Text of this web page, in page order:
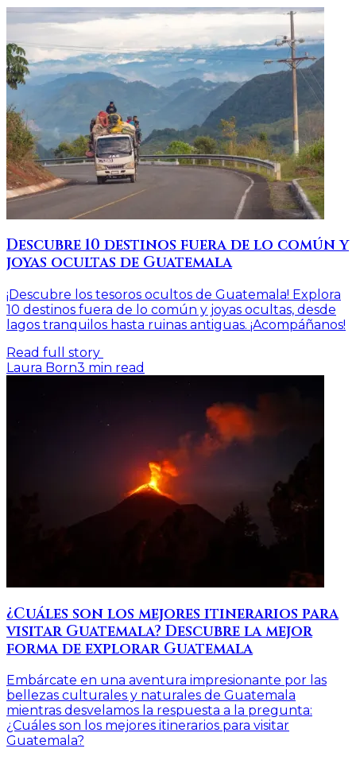
Descubre 10 destinos fuera de lo común y
joyas ocultas de Guatemala
¡Descubre los tesoros ocultos de Guatemala! Explora
10 destinos fuera de lo común y joyas ocultas, desde
lagos tranquilos hasta ruinas antiguas. ¡Acompáñanos!
Read full story
Laura Born3 min read
¿Cuáles son los mejores itinerarios para
visitar Guatemala? Descubre la mejor
forma de explorar Guatemala
Embárcate en una aventura impresionante por las
bellezas culturales y naturales de Guatemala
mientras desvelamos la respuesta a la pregunta:
¿Cuáles son los mejores itinerarios para visitar
Guatemala?